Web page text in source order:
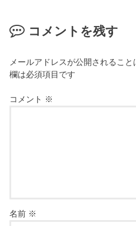
コメントを残す
メールアドレスが公開されること
欄は必須項目です
コメント ※
名前 ※